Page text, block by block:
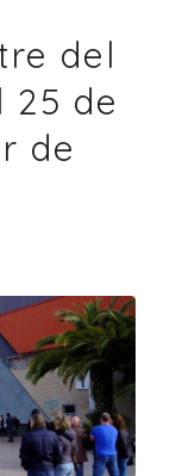
del
25 de
de